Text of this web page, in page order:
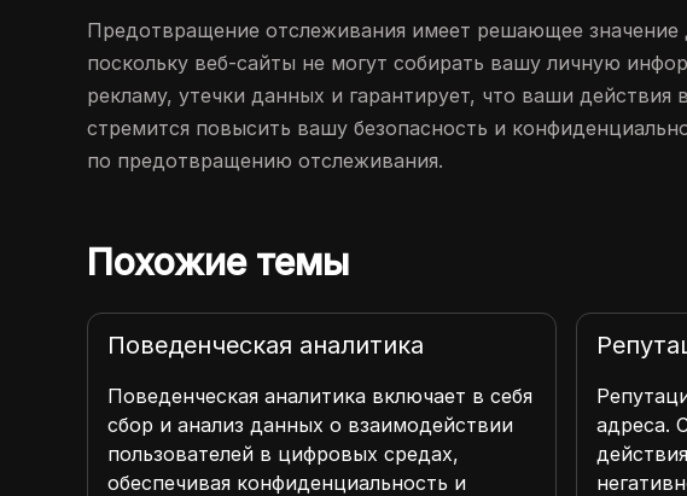
Предотвращение отслеживания имеет решающее
поскольку веб-сайты не могут собирать вашу личную
рекламу, утечки данных и гарантирует, что ваши
стремится повысить вашу безопасность и
по предотвращению отслеживания.
Похожие темы
Поведенческая аналитика
Поведенческая аналитика включает в себя
сбор и анализ данных о взаимодействии
пользователей в цифровых средах,
обеспечивая конфиденциальность и
адреса.